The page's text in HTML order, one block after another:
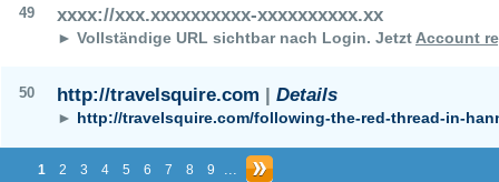
49 xxxx://xxx.xxxxxxxxxx-xxxxxxxxxx.xx
► Vollständige URL sichtbar nach Login. Jetzt Account
50 http://travelsquire.com | Details
► http://travelsquire.com/following-the-red-thread-in-
1 2 3 4 5 6 7 8 9